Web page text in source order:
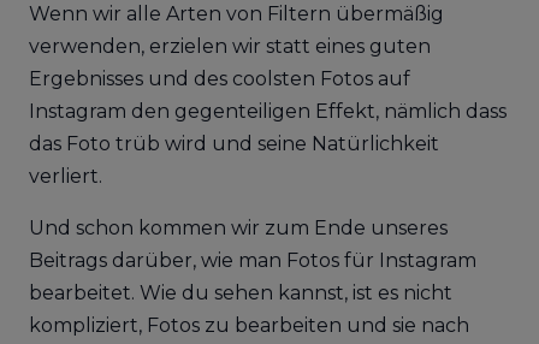
Wenn wir alle Arten von Filtern übermäßig
verwenden, erzielen wir statt eines guten
Ergebnisses und des coolsten Fotos auf
Instagram den gegenteiligen Effekt, nämlich dass
das Foto trüb wird und seine Natürlichkeit
verliert.
Und schon kommen wir zum Ende unseres
Beitrags darüber, wie man Fotos für Instagram
bearbeitet. Wie du sehen kannst, ist es nicht
kompliziert, Fotos zu bearbeiten und sie nach